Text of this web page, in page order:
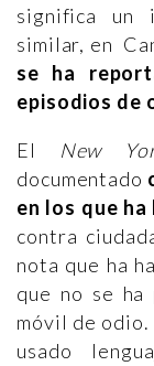
significa un
similar, en
se ha
episodios de
El
New
documentado
en los que
contra
nota que ha
que no se ha
móvil de odio.
usado